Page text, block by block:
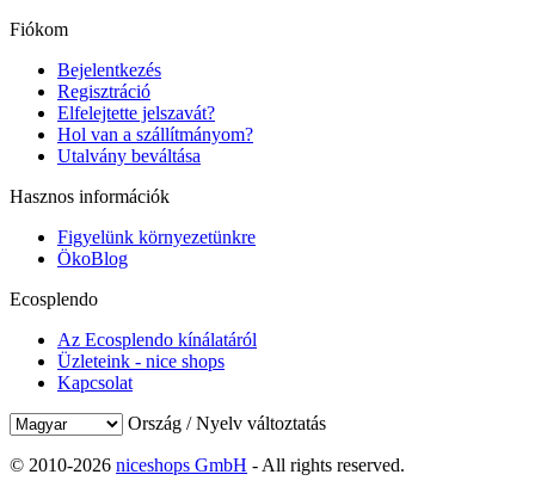
Fiókom
Bejelentkezés
Regisztráció
Elfelejtette jelszavát?
Hol van a szállítmányom?
Utalvány beváltása
Hasznos információk
Figyelünk környezetünkre
ÖkoBlog
Ecosplendo
Az Ecosplendo kínálatáról
Üzleteink - nice shops
Kapcsolat
Ország / Nyelv változtatás
© 2010-2026 niceshops GmbH - All rights reserved.